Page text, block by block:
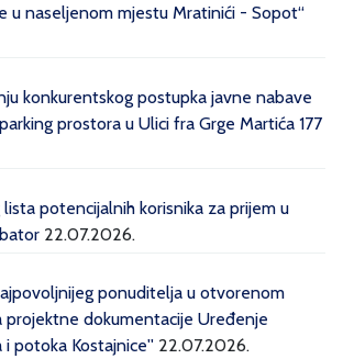
u naseljenom mjestu Mratinići - Sopot“
konkurentskog postupka javne nabave
prostora u Ulici fra Grge Martića 177
potencijalnih korisnika za prijem u
22.07.2026.
ponuditelja u otvorenom
projektne dokumentacije Uređenje
i potoka Kostajnice'' 22.07.2026.